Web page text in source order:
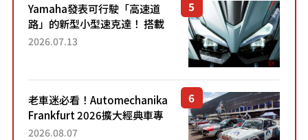
Yamaha發表可行駛「高速道
路」的新型小型速克達！ 搭載
能享受超強勁「渦輪感」的動
2026.07.13
老車迷必看！Automechanika
Frankfurt 2026擴大經典車專
區 1954年珍稀古董車現場修復
2026.08.07